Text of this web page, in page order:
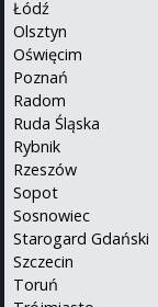
Łódź
Olsztyn
Oświęcim
Poznań
Radom
Ruda Śląska
Rybnik
Rzeszów
Sopot
Sosnowiec
Starogard Gdański
Szczecin
Toruń